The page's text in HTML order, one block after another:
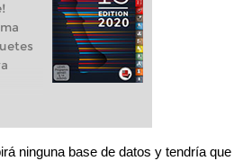
ninguna base de datos y tendría que